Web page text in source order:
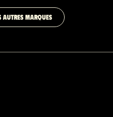
AUTRES MARQUES